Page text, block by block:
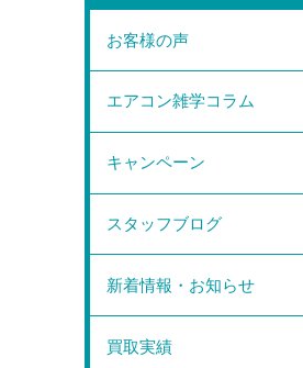
お客様の声
エアコン雑学コラム
キャンペーン
スタッフブログ
新着情報・お知らせ
買取実績